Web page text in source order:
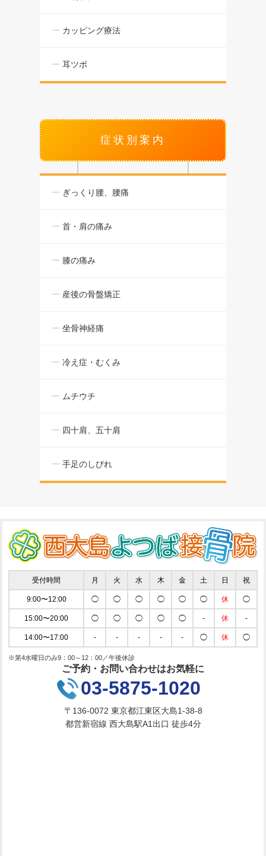
カッピング療法
耳ツボ
症状別案内
ぎっくり腰、腰痛
首・肩の痛み
膝の痛み
産後の骨盤矯正
坐骨神経痛
冷え症・むくみ
ムチウチ
四十肩、五十肩
手足のしびれ
受付時間 月 火 水 木 金 土 日 祝
9:00〜12:00 ◯ ◯ ◯ ◯ ◯ ◯ 休 ◯
15:00〜20:00 ◯ ◯ ◯ ◯ ◯ - 休 -
14:00〜17:00 - - - - - ◯ 休 ◯
※第4水曜日のみ9：00～12：00／午後休診
ご予約・お問い合わせはお気軽に
03-5875-1020
〒136-0072 東京都江東区大島1-38-8
都営新宿線 西大島駅A1出口 徒歩4分